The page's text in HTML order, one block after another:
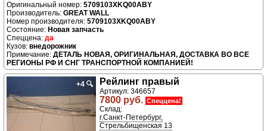
5709103XKQ00ABY
Производитель: GREAT WALL
Номер производителя: 5709103XKQ00ABY
Новая запчасть
да
внедорожник
ДЕТАЛЬ НОВАЯ, ОРИГИНАЛЬНАЯ, ДОСТАВКА ВО ВСЕ
РЕГИОНЫ РФ И СНГ ТРАНСПОРТНОЙ КОМПАНИЕЙ!
+4 🔍 Рейлинг правый
Артикул: 346657
7800 руб. Спеццена!
Склад:
г.Санкт-Петербург,
Стрельбищенская 13